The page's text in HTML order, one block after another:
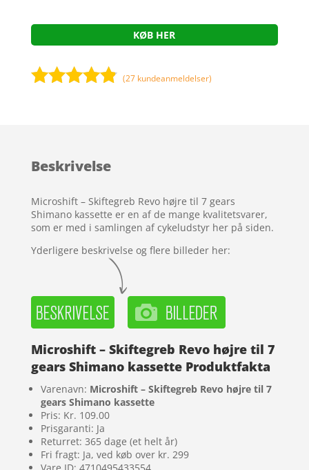
KØB HER
kundebedø
(27 kundeanmeldelser)
Beskrivelse
Microshift – Skiftegreb Revo højre til 7 gears
Shimano kassette er en af de mange kvalitetsvarer,
som er med i samlingen af cykeludstyr her på siden.
Yderligere beskrivelse og flere billeder her:
Microshift – Skiftegreb Revo højre til 7
gears Shimano kassette Produktfakta
Varenavn: Microshift – Skiftegreb Revo højre til 7
gears Shimano kassette
Pris: Kr. 109.00
Prisgaranti: Ja
Returret: 365 dage (et helt år)
Fri fragt: Ja, ved køb over kr. 299